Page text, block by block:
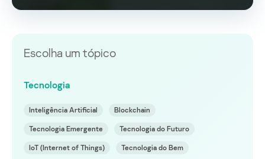
Escolha um tópico
Tecnologia
Inteligência Artificial Blockchain
Tecnologia Emergente Tecnologia do Futuro
IoT (Internet of Things) Tecnologia do Bem